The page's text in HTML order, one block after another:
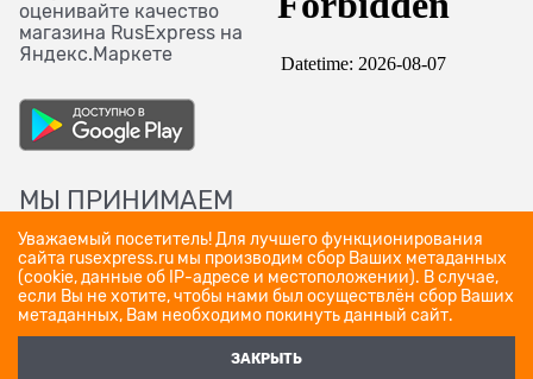
МЫ ПРИНИМАЕМ
Уважаемый посетитель! Для лучшего функционирования
сайта rusexpress.ru мы производим сбор Ваших метаданных
(cookie, данные об IP-адресе и местоположении). В случае,
если Вы не хотите, чтобы нами был осуществлён сбор Ваших
метаданных, Вам необходимо покинуть данный сайт.
ЗАКРЫТЬ